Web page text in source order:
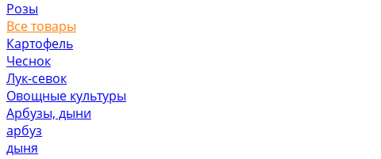
Розы
Все товары
Картофель
Чеснок
Лук-севок
Овощные культуры
Арбузы, дыни
арбуз
дыня